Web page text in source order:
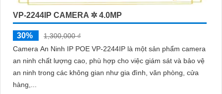
VP-2244IP CAMERA ✲ 4.0MP
30%
1,300,000 ₫
Camera An Ninh IP POE VP-2244IP là một sản phẩm camera
an ninh chất lượng cao, phù hợp cho việc giám sát và bảo vệ
an ninh trong các không gian như gia đình, văn phòng, cửa
hàng,...